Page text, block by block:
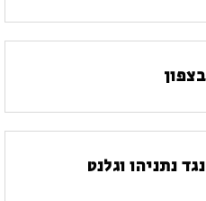
נתניהו וגלנט